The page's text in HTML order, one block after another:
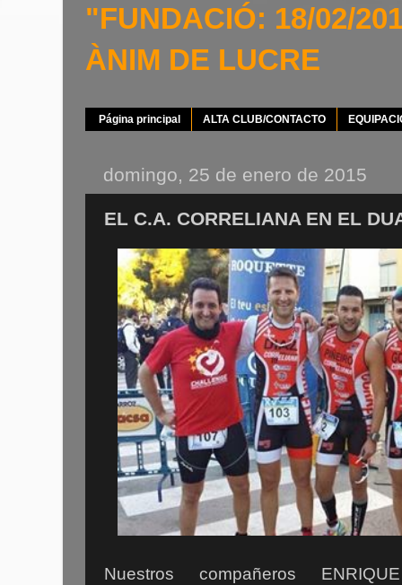
"FUNDACIÓ: 18/02/
ÀNIM DE LUCRE
Página principal ALTA CLUB/CONTACTO
domingo, 25 de enero de 2015
EL C.A. CORRELIANA EN EL
Nuestros compañeros